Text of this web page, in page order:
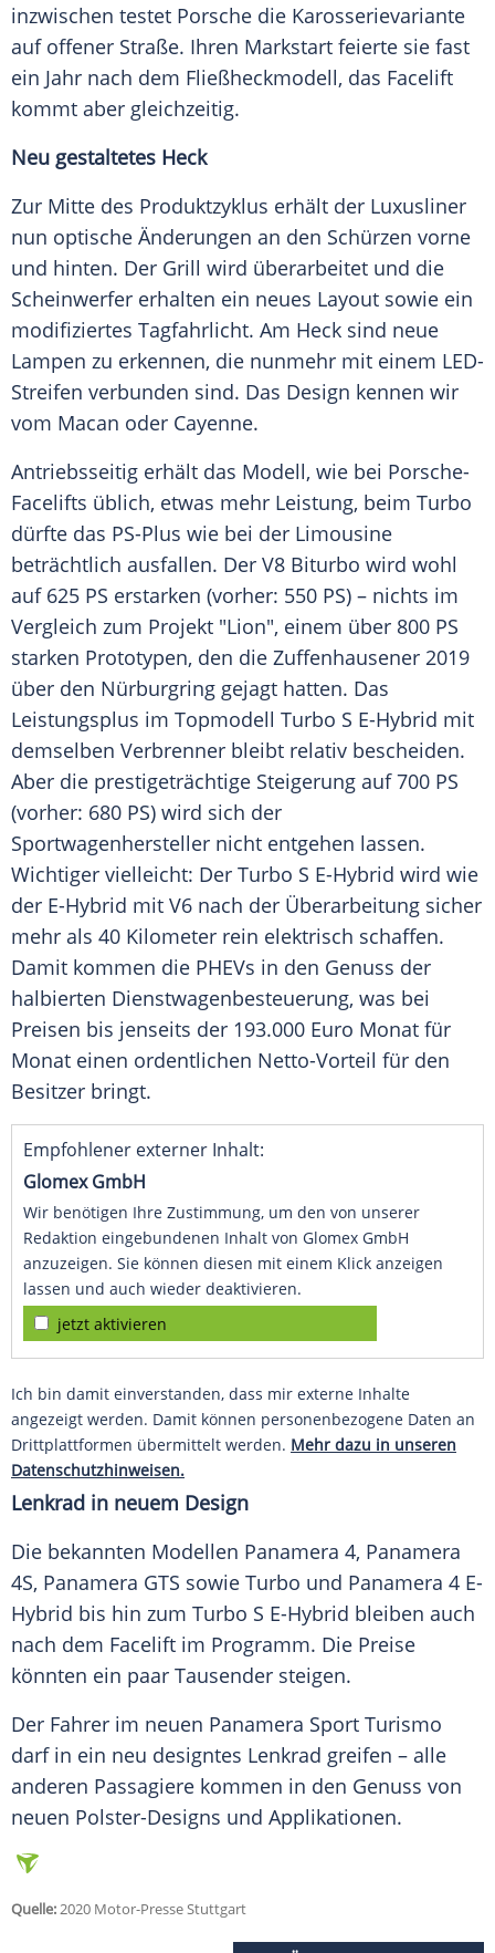
inzwischen testet Porsche die Karosserievariante
auf offener Straße. Ihren Markstart feierte sie fast
ein Jahr nach dem Fließheckmodell, das Facelift
kommt aber gleichzeitig.
Neu gestaltetes Heck
Zur Mitte des Produktzyklus erhält der Luxusliner
nun optische Änderungen an den Schürzen vorne
und hinten. Der Grill wird überarbeitet und die
Scheinwerfer erhalten ein neues Layout sowie ein
modifiziertes Tagfahrlicht. Am Heck sind neue
Lampen zu erkennen, die nunmehr mit einem LED-
Streifen verbunden sind. Das Design kennen wir
vom Macan oder Cayenne.
Antriebsseitig erhält das Modell, wie bei Porsche-
Facelifts üblich, etwas mehr Leistung, beim Turbo
dürfte das PS-Plus wie bei der Limousine
beträchtlich ausfallen. Der V8 Biturbo wird wohl
auf 625 PS erstarken (vorher: 550 PS) – nichts im
Vergleich zum Projekt "Lion", einem über 800 PS
starken Prototypen, den die Zuffenhausener 2019
über den Nürburgring gejagt hatten. Das
Leistungsplus im Topmodell Turbo S E-Hybrid mit
demselben Verbrenner bleibt relativ bescheiden.
Aber die prestigeträchtige Steigerung auf 700 PS
(vorher: 680 PS) wird sich der
Sportwagenhersteller nicht entgehen lassen.
Wichtiger vielleicht: Der Turbo S E-Hybrid wird wie
der E-Hybrid mit V6 nach der Überarbeitung sicher
mehr als 40 Kilometer rein elektrisch schaffen.
Damit kommen die PHEVs in den Genuss der
halbierten Dienstwagenbesteuerung, was bei
Preisen bis jenseits der 193.000 Euro Monat für
Monat einen ordentlichen Netto-Vorteil für den
Besitzer bringt.
Empfohlener externer Inhalt:
Glomex GmbH
Wir benötigen Ihre Zustimmung, um den von unserer
Redaktion eingebundenen Inhalt von Glomex GmbH
anzuzeigen. Sie können diesen mit einem Klick anzeigen
lassen und auch wieder deaktivieren.
jetzt aktivieren
Ich bin damit einverstanden, dass mir externe Inhalte
angezeigt werden. Damit können personenbezogene Daten an
Drittplattformen übermittelt werden. Mehr dazu in unseren
Datenschutzhinweisen.
Lenkrad in neuem Design
Die bekannten Modellen Panamera 4, Panamera
4S, Panamera GTS sowie Turbo und Panamera 4 E-
Hybrid bis hin zum Turbo S E-Hybrid bleiben auch
nach dem Facelift im Programm. Die Preise
könnten ein paar Tausender steigen.
Der Fahrer im neuen Panamera Sport Turismo
darf in ein neu designtes Lenkrad greifen – alle
anderen Passagiere kommen in den Genuss von
neuen Polster-Designs und Applikationen.
Quelle:2020 Motor-Presse Stuttgart